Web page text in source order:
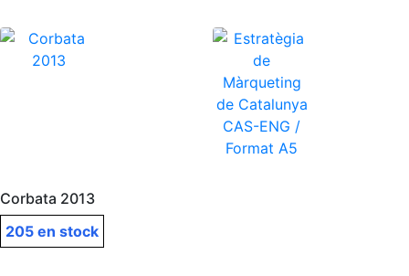
Corbata 2013
205 en stock